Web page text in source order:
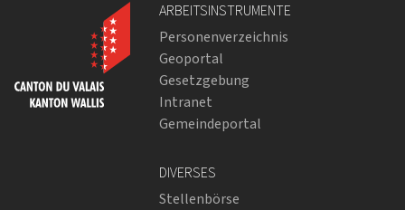
ARBEITSINSTRUMENTE
Personenverzeichnis
Geoportal
Gesetzgebung
Intranet
Gemeindeportal
DIVERSES
Stellenbörse